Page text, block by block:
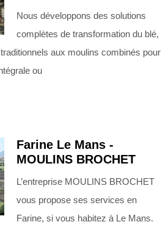
Nous développons des solutions
complètes de transformation du blé,
aux moulins combinés pour
ou
Farine Le Mans -
MOULINS BROCHET
L’entreprise MOULINS BROCHET
vous propose ses services en
Farine, si vous habitez à Le Mans.